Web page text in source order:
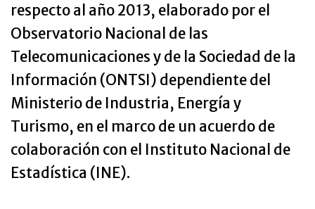
respecto al año 2013, elaborado por el
Observatorio Nacional de las
Telecomunicaciones y de la Sociedad de la
Información (ONTSI) dependiente del
Ministerio de Industria, Energía y
Turismo, en el marco de un acuerdo de
colaboración con el Instituto Nacional de
Estadística (INE).